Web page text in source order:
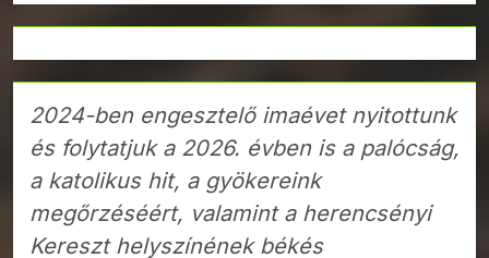
2024-ben engesztelő imaévet nyitottunk
és folytatjuk a 2026. évben is a palócság,
a katolikus hit, a gyökereink
megőrzéséért, valamint a herencsényi
Kereszt helyszínének békés